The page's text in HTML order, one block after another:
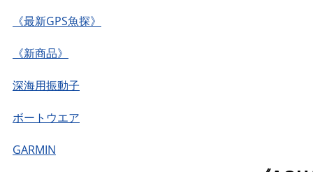
《最新GPS魚探》
《新商品》
深海用振動子
ボートウエア
GARMIN